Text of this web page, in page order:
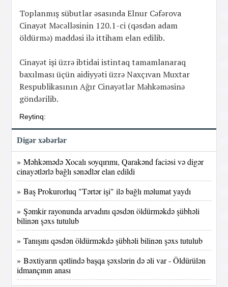
Toplanmış sübutlar əsasında Elnur Cəfərova
Cinayət Məcəlləsinin 120.1-ci (qəsdən adam
öldürmə) maddəsi ilə ittiham elan edilib.
Cinayət işi üzrə ibtidai istintaq tamamlanaraq
baxılması üçün aidiyyəti üzrə Naxçıvan Muxtar
Respublikasının Ağır Cinayətlər Məhkəməsinə
göndərilib.
Reytinq:
Digər xəbərlər
» Məhkəmədə Xocalı soyqırımı, Qarakənd faciəsi və digər
cinayətlərlə bağlı sənədlər elan edildi
» Baş Prokurorluq "Tərtər işi" ilə bağlı məlumat yaydı
» Şəmkir rayonunda arvadını qəsdən öldürməkdə şübhəli
bilinən şəxs tutulub
» Tanışını qəsdən öldürməkdə şübhəli bilinən şəxs tutulub
» Bəxtiyarın qətlində başqa şəxslərin də əli var - Öldürülən
idmançının anası